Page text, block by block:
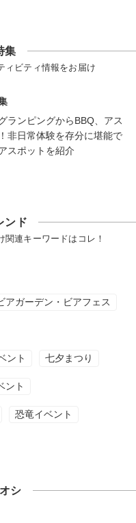
集
ィビティ情報をお届け
ランピングからBBQ、アス
非日常体験を存分に堪能で
スポットを紹介
ンド
連キーワードはコレ！
アガーデン・ビアフェス
ント 七夕まつり
ント
恐竜イベント
シ